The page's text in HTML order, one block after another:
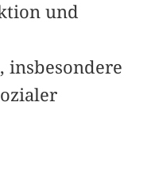
und
insbesondere